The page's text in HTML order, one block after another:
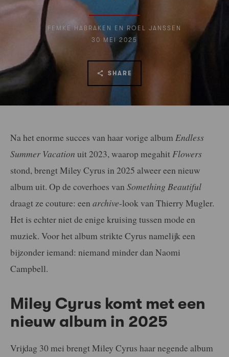
FEMKE HABRAKEN EN ROEL JANSSEN
30 MEI 2025
SHARE
Na het enorme succes van haar vorige album Endless
Summer Vacation uit 2023, waarop megahitFlowers
stond, brengt Miley Cyrus in 2025 alweer een nieuw
album uit. Op de coverhoes van Something Beautiful
draagt ze couture: een archive-look van Thierry Mugler.
Het is echter niet de enige kruising tussen mode en
muziek. Voor het album strikte Cyrus namelijk een
bijzonder iemand: niemand minder dan Naomi
Campbell.
Miley Cyrus komt met een
nieuw album in 2025
Vrijdag 30 mei brengt Miley Cyrus haar negende album